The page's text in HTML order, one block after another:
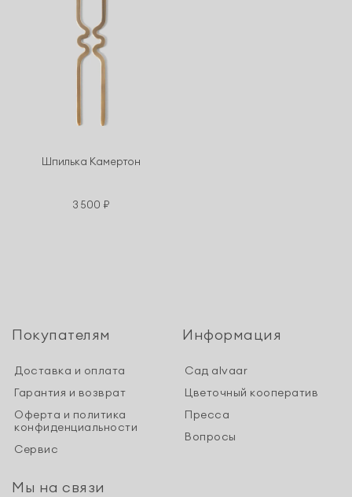
Шпилька Камертон
3 500 ₽
Покупателям
Доставка и оплата
Гарантия и возврат
Оферта и политика
конфиденциальности
Сервис
Информация
Сад alvaar
Цветочный кооператив
Пресса
Вопросы
Мы на связи